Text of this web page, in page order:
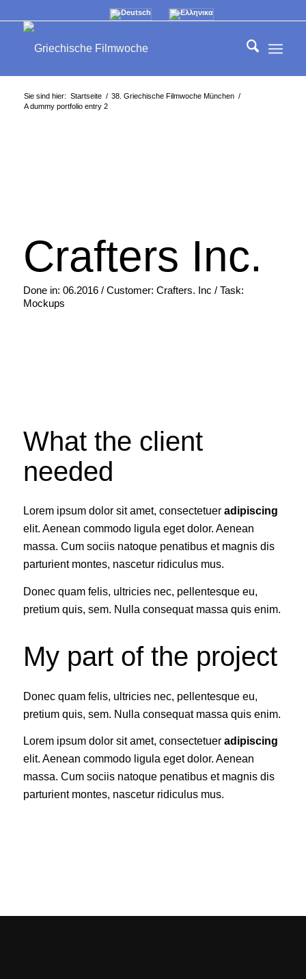
Sie sind hier: Startseite / 38. Griechische Filmwoche München /
A dummy portfolio entry 2
Crafters Inc.
Done in: 06.2016 / Customer: Crafters. Inc / Task:
Mockups
What the client
needed
Lorem ipsum dolor sit amet, consectetuer adipiscing
elit. Aenean commodo ligula eget dolor. Aenean
massa. Cum sociis natoque penatibus et magnis dis
parturient montes, nascetur ridiculus mus.
Donec quam felis, ultricies nec, pellentesque eu,
pretium quis, sem. Nulla consequat massa quis enim.
My part of the project
Donec quam felis, ultricies nec, pellentesque eu,
pretium quis, sem. Nulla consequat massa quis enim.
Lorem ipsum dolor sit amet, consectetuer adipiscing
elit. Aenean commodo ligula eget dolor. Aenean
massa. Cum sociis natoque penatibus et magnis dis
parturient montes, nascetur ridiculus mus.